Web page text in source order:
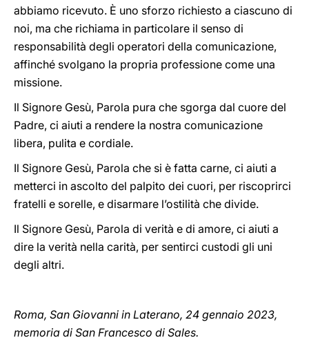
abbiamo ricevuto. È uno sforzo richiesto a ciascuno di
noi, ma che richiama in particolare il senso di
responsabilità degli operatori della comunicazione,
affinché svolgano la propria professione come una
missione.
Il Signore Gesù, Parola pura che sgorga dal cuore del
Padre, ci aiuti a rendere la nostra comunicazione
libera, pulita e cordiale.
Il Signore Gesù, Parola che si è fatta carne, ci aiuti a
metterci in ascolto del palpito dei cuori, per riscoprirci
fratelli e sorelle, e disarmare l’ostilità che divide.
Il Signore Gesù, Parola di verità e di amore, ci aiuti a
dire la verità nella carità, per sentirci custodi gli uni
degli altri.
Roma, San Giovanni in Laterano, 24 gennaio 2023,
memoria di San Francesco di Sales.